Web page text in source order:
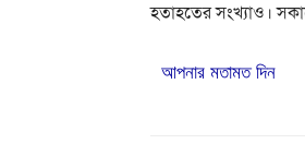
হতাহতের সংখ্যাও।
আপনার মতামত দিন